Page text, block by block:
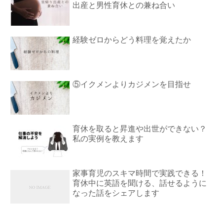
出産と男性育休との兼ね合い
経験ゼロからどう料理を覚えたか
⑤イクメンよりカジメンを目指せ
育休を取ると昇進や出世ができない？
私の実例を教えます
家事育児のスキマ時間で実践できる！
育休中に英語を聞ける、話せるように
なった話をシェアします